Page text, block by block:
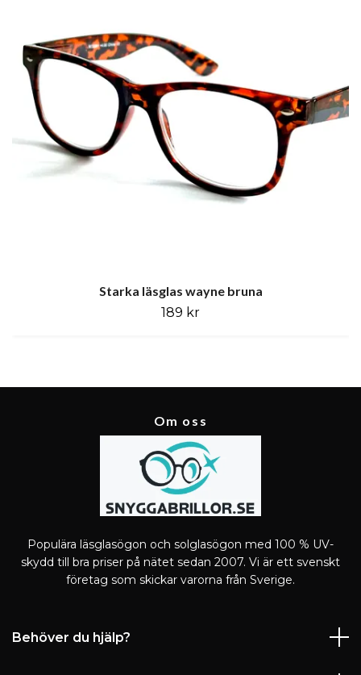
Starka läsglas wayne bruna
189 kr
Om oss
Populära läsglasögon och solglasögon med 100 % UV-
skydd till bra priser på nätet sedan 2007. Vi är ett svenskt
företag som skickar varorna från Sverige.
Behöver du hjälp?